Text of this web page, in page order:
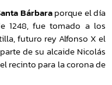
Bárbaraporque el día
1248, fue tomado a los
futuro rey Alfonso X el
de su alcaide Nicolás
recinto para la corona de